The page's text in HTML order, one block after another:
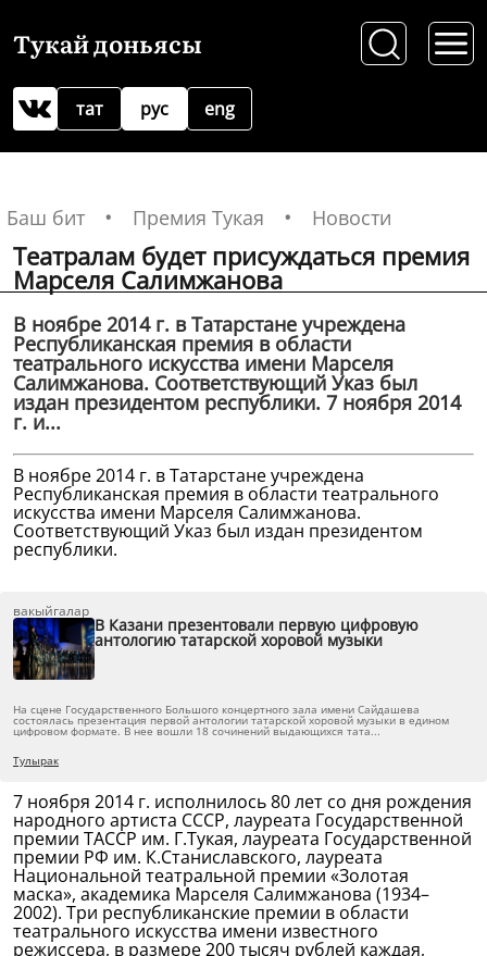
Тукай доньясы
рус
тат eng
Баш бит Премия Тукая Новости
Театралам будет присуждаться премия
Марселя Салимжанова
В ноябре 2014 г. в Татарстане учреждена
Республиканская премия в области
театрального искусства имени Марселя
Салимжанова. Соответствующий Указ был
издан президентом республики. 7 ноября 2014
г. и...
В ноябре 2014 г. в Татарстане учреждена
Республиканская премия в области театрального
искусства имени Марселя Салимжанова.
Соответствующий Указ был издан президентом
республики.
вакыйгалар
В Казани презентовали первую цифровую
антологию татарской хоровой музыки
На сцене Государственного Большого концертного зала имени Сайдашева
состоялась презентация первой антологии татарской хоровой музыки в едином
цифровом формате. В нее вошли 18 сочинений выдающихся тата...
Тулырак
7 ноября 2014 г. исполнилось 80 лет со дня рождения
народного артиста СССР, лауреата Государственной
премии ТАССР им. Г.Тукая, лауреата Государственной
премии РФ им. К.Станиславского, лауреата
Национальной театральной премии «Золотая
маска», академика Марселя Салимжанова (1934–
2002). Три республиканские премии в области
театрального искусства имени известного
режиссера, в размере 200 тысяч рублей каждая,